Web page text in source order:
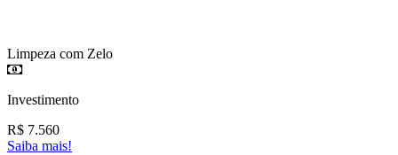
Limpeza com Zelo
Investimento
R$ 7.560
Saiba mais!